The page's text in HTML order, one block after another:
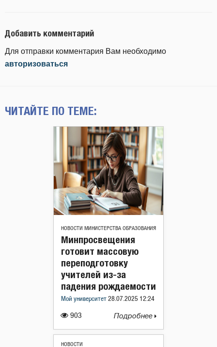
Добавить комментарий
Для отправки комментария Вам необходимо
авторизоваться
ЧИТАЙТЕ ПО ТЕМЕ:
НОВОСТИ МИНИСТЕРСТВА ОБРАЗОВАНИЯ
903
Минпросвещения
готовит массовую
переподготовку
учителей из-за
падения рождаемости
Мой университет 28.07.2025 12:24
Подробнее
НОВОСТИ